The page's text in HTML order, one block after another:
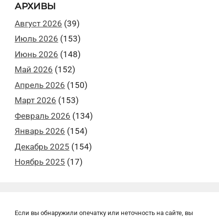
АРХИВЫ
Август 2026 (39)
Июль 2026 (153)
Июнь 2026 (148)
Май 2026 (152)
Апрель 2026 (150)
Март 2026 (153)
Февраль 2026 (134)
Январь 2026 (154)
Декабрь 2025 (154)
Ноябрь 2025 (17)
Если вы обнаружили опечатку или неточность на сайте, вы